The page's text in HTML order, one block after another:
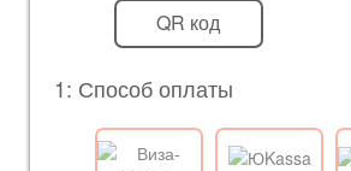
QR код
1: Способ оплаты